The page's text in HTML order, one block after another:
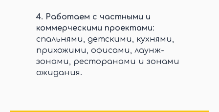
4. Работаем с частными и
коммерческими проектами:
спальнями, детскими, кухнями,
прихожими, офисами, лаунж-
зонами, ресторанами и зонами
ожидания.